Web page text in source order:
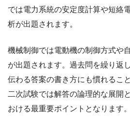
では電力系統の安定度計算や短絡
析が出題されます。
機械制御では電動機の制御方式や
が出題されます。過去問を繰り返
伝わる答案の書き方にも慣れるこ
二次試験では解答の論理的な展開
おける最重要ポイントとなります。